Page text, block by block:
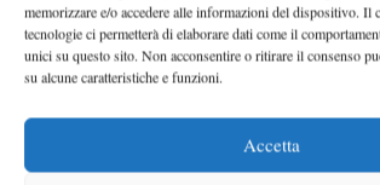
memorizzare e/o accedere alle informazioni del dispositivo. Il
tecnologie ci permetterà di elaborare dati come il
unici su questo sito. Non acconsentire o ritirare il consenso
su alcune caratteristiche e funzioni.
Accetta
VW Golf R nuova foto gallery
dall'Austria